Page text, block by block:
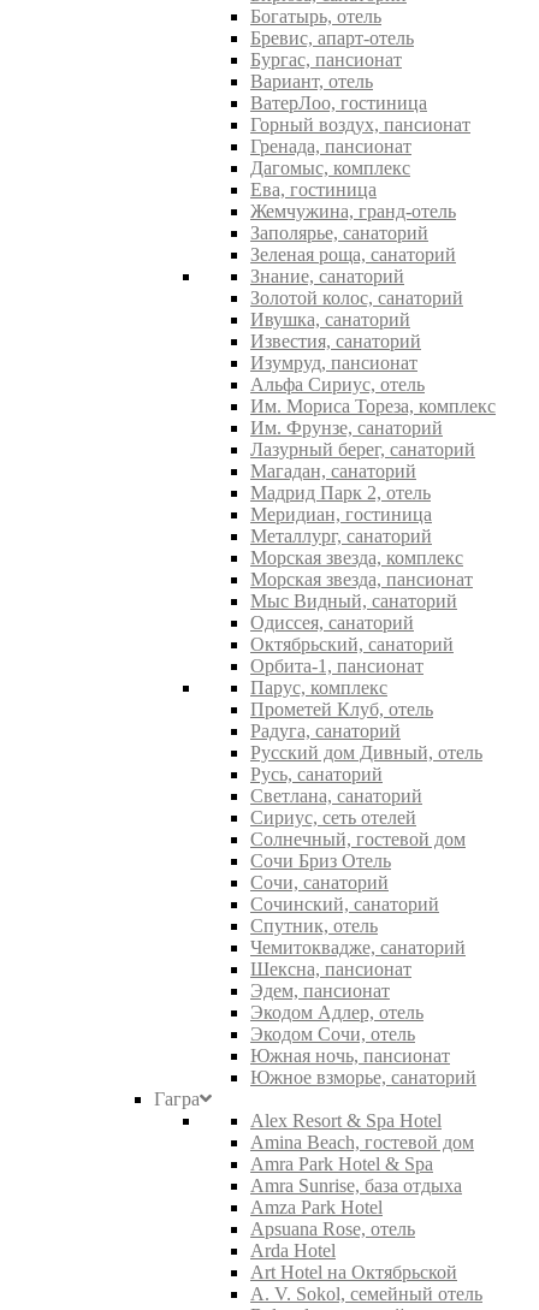
Богатырь, отель
Бревис, апарт-отель
Бургас, пансионат
Вариант, отель
ВатерЛоо, гостиница
Горный воздух, пансионат
Гренада, пансионат
Дагомыс, комплекс
Ева, гостиница
Жемчужина, гранд-отель
Заполярье, санаторий
Зеленая роща, санаторий
Знание, санаторий
Золотой колос, санаторий
Ивушка, санаторий
Известия, санаторий
Изумруд, пансионат
Альфа Сириус, отель
Им. Мориса Тореза, комплекс
Им. Фрунзе, санаторий
Лазурный берег, санаторий
Магадан, санаторий
Мадрид Парк 2, отель
Меридиан, гостиница
Металлург, санаторий
Морская звезда, комплекс
Морская звезда, пансионат
Мыс Видный, санаторий
Одиссея, санаторий
Октябрьский, санаторий
Орбита-1, пансионат
Парус, комплекс
Прометей Клуб, отель
Радуга, санаторий
Русский дом Дивный, отель
Русь, санаторий
Светлана, санаторий
Сириус, сеть отелей
Солнечный, гостевой дом
Сочи Бриз Отель
Сочи, санаторий
Сочинский, санаторий
Спутник, отель
Чемитоквадже, санаторий
Шексна, пансионат
Эдем, пансионат
Экодом Адлер, отель
Экодом Сочи, отель
Южная ночь, пансионат
Южное взморье, санаторий
Гагра
Alex Resort & Spa Hotel
Amina Beach, гостевой дом
Amra Park Hotel & Spa
Amra Sunrise, база отдыха
Amza Park Hotel
Apsuana Rose, отель
Arda Hotel
Art Hotel на Октябрьской
A. V. Sokol, семейный отель